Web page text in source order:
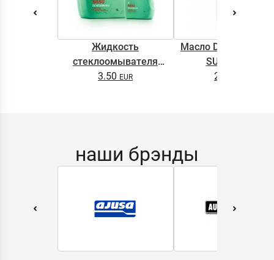
Жидкость
стеклоомывателя
DYNAMAX SCREENWASH
3.50
Масло DYNAMAX
SUPER 0.5L
2.65
наши брэнды